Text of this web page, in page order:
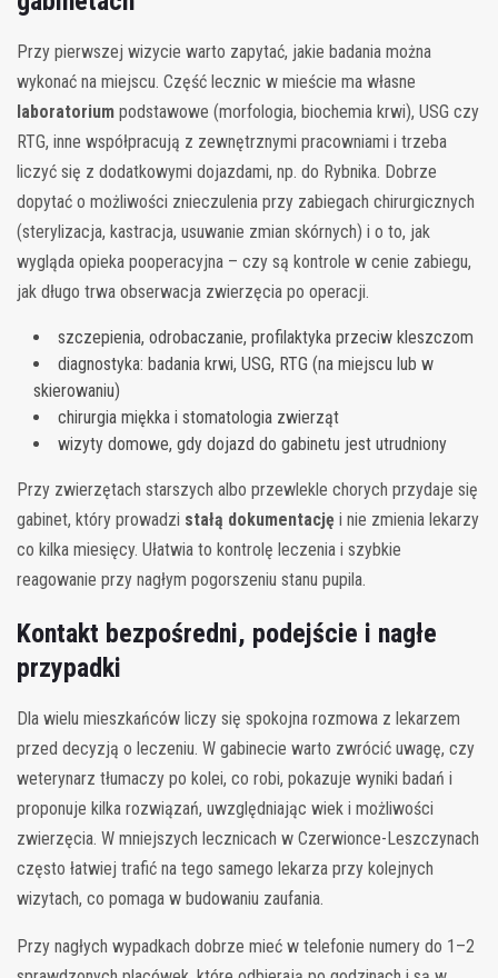
Przy pierwszej wizycie warto zapytać, jakie badania można
wykonać na miejscu. Część lecznic w mieście ma własne
laboratorium podstawowe (morfologia, biochemia krwi), USG czy
RTG, inne współpracują z zewnętrznymi pracowniami i trzeba
liczyć się z dodatkowymi dojazdami, np. do Rybnika. Dobrze
dopytać o możliwości znieczulenia przy zabiegach chirurgicznych
(sterylizacja, kastracja, usuwanie zmian skórnych) i o to, jak
wygląda opieka pooperacyjna – czy są kontrole w cenie zabiegu,
jak długo trwa obserwacja zwierzęcia po operacji.
szczepienia, odrobaczanie, profilaktyka przeciw kleszczom
diagnostyka: badania krwi, USG, RTG (na miejscu lub w
skierowaniu)
chirurgia miękka i stomatologia zwierząt
wizyty domowe, gdy dojazd do gabinetu jest utrudniony
Przy zwierzętach starszych albo przewlekle chorych przydaje się
gabinet, który prowadzi stałą dokumentację i nie zmienia lekarzy
co kilka miesięcy. Ułatwia to kontrolę leczenia i szybkie
reagowanie przy nagłym pogorszeniu stanu pupila.
Kontakt bezpośredni, podejście i nagłe
przypadki
Dla wielu mieszkańców liczy się spokojna rozmowa z lekarzem
przed decyzją o leczeniu. W gabinecie warto zwrócić uwagę, czy
weterynarz tłumaczy po kolei, co robi, pokazuje wyniki badań i
proponuje kilka rozwiązań, uwzględniając wiek i możliwości
zwierzęcia. W mniejszych lecznicach w Czerwionce-Leszczynach
często łatwiej trafić na tego samego lekarza przy kolejnych
wizytach, co pomaga w budowaniu zaufania.
Przy nagłych wypadkach dobrze mieć w telefonie numery do 1–2